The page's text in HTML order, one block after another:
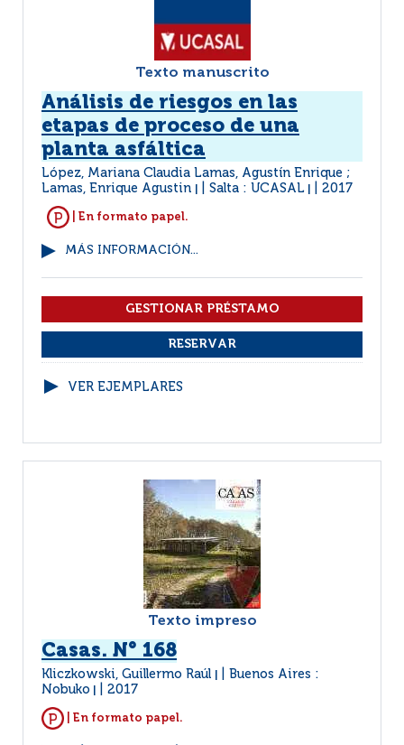
Texto manuscrito
Análisis de riesgos en las
etapas de proceso de una
planta asfáltica
López, Mariana Claudia Lamas, Agustín Enrique ;
Lamas, Enrique Agustin
Salta : UCASAL 2017
| En formato papel.
MÁS INFORMACIÓN...
VER EJEMPLARES
Texto impreso
Casas. N° 168
Kliczkowski, Guillermo Raúl
Buenos Aires :
Nobuko
2017
| En formato papel.